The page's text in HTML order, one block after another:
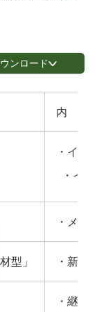
ンロード
内 容
・イベ
・イベ
・メデ
型」 ・新聞
・継続